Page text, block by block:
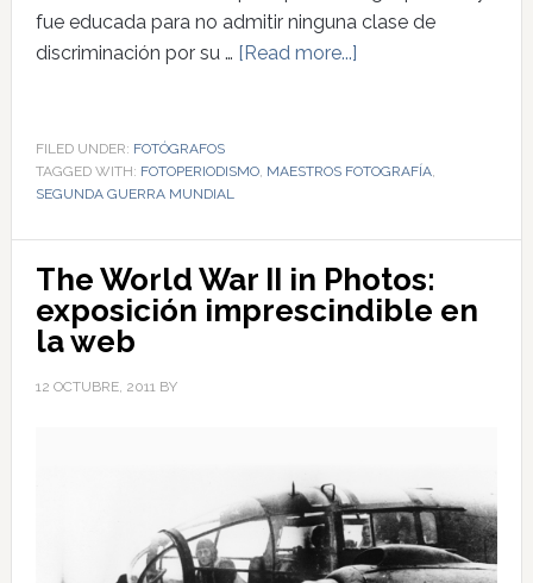
fue educada para no admitir ninguna clase de
discriminación por su … [Read more...]
FILED UNDER: FOTÓGRAFOS
TAGGED WITH: FOTOPERIODISMO, MAESTROS FOTOGRAFÍA,
SEGUNDA GUERRA MUNDIAL
The World War II in Photos:
exposición imprescindible en
la web
12 OCTUBRE, 2011 BY